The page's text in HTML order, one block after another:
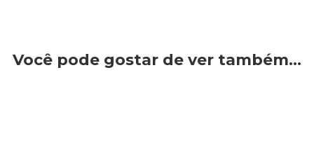
Você pode gostar de ver também…